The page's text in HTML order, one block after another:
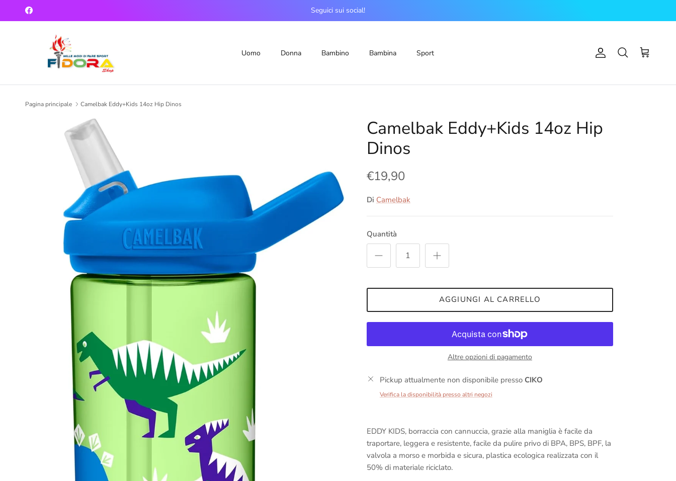
Passa ai contenuti
Facebook Seguici sui social!
Uomo Donna Bambino Bambina Sport Account
Cerca Carrello
Pagina principale Camelbak Eddy+Kids 14oz Hip Dinos
Camelbak Eddy+Kids 14oz Hip
Dinos
€19,90
Di Camelbak
Quantità
AGGIUNGI AL CARRELLO
Altre opzioni di pagamento
Pickup attualmente non disponibile presso CIKO
Verifica la disponibilità presso altri negozi
EDDY KIDS, borraccia con cannuccia, grazie alla maniglia è facile da
traportare, leggera e resistente, facile da pulire privo di BPA, BPS, BPF, la
valvola a morso e morbida e sicura, plastica ecologica realizzata con il
50% di materiale riciclato.